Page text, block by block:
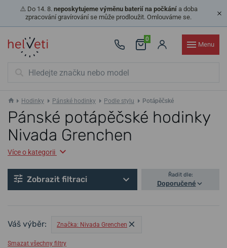
⚠️ Do 14. 8. neposkytujeme výměnu baterií na počkánía doba
zpracování gravírování se může prodloužit. Omlouváme se.
0
Menu
Hodinky Pánské hodinky Podle stylu Potápěčské
Pánské potápěčské hodinky
Nivada Grenchen
Více o kategorii
Zobrazit filtraci Řadit dle:
Doporučené
Váš výběr: Značka: Nivada Grenchen
Smazat všechny filtry